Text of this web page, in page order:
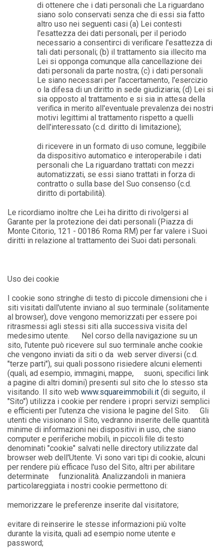
di ottenere che i dati personali che La riguardano
siano solo conservati senza che di essi sia fatto
altro uso nei seguenti casi (a) Lei contesti
l'esattezza dei dati personali, per il periodo
necessario a consentirci di veriﬁcare l'esattezza di
tali dati personali; (b) il trattamento sia illecito ma
Lei si opponga comunque alla cancellazione dei
dati personali da parte nostra; (c) i dati personali
Le siano necessari per l'accertamento, l'esercizio
o la difesa di un diritto in sede giudiziaria; (d) Lei si
sia opposto al trattamento e si sia in attesa della
veriﬁca in merito all'eventuale prevalenza dei nostri
motivi legittimi al trattamento rispetto a quelli
dell'interessato (c.d. diritto di limitazione);
di ricevere in un formato di uso comune, leggibile
da dispositivo automatico e interoperabile i dati
personali che La riguardano trattati con mezzi
automatizzati, se essi siano trattati in forza di
contratto o sulla base del Suo consenso (c.d.
diritto di portabilità).
Le ricordiamo inoltre che Lei ha diritto di rivolgersi al
Garante per la protezione dei dati personali (Piazza di
Monte Citorio, 121 - 00186 Roma RM) per far valere i Suoi
diritti in relazione al trattamento dei Suoi dati personali.
Uso dei cookie
I cookie sono stringhe di testo di piccole dimensioni che i
siti visitati dall'utente inviano al suo terminale (solitamente
al browser), dove vengono memorizzati per essere poi
ritrasmessi agli stessi siti alla successiva visita del
medesimo utente. Nel corso della navigazione su un
sito, l'utente può ricevere sul suo terminale anche cookie
che vengono inviati da siti o da web server diversi (c.d.
"terze parti"), sui quali possono risiedere alcuni elementi
(quali, ad esempio, immagini, mappe, suoni, speciﬁci link
a pagine di altri domini) presenti sul sito che lo stesso sta
visitando. Il sito webwww.squareimmobili.it(di seguito, il
"Sito") utilizza i cookie per rendere i propri servizi semplici
e efficienti per l'utenza che visiona le pagine del Sito. Gli
utenti che visionano il Sito, vedranno inserite delle quantità
minime di informazioni nei dispositivi in uso, che siano
computer e periferiche mobili, in piccoli ﬁle di testo
denominati "cookie" salvati nelle directory utilizzate dal
browser web dell'Utente. Vi sono vari tipi di cookie, alcuni
per rendere più efficace l'uso del Sito, altri per abilitare
determinate funzionalità. Analizzandoli in maniera
particolareggiata i nostri cookie permettono di:
memorizzare le preferenze inserite dal visitatore;
evitare di reinserire le stesse informazioni più volte
durante la visita, quali ad esempio nome utente e
password;